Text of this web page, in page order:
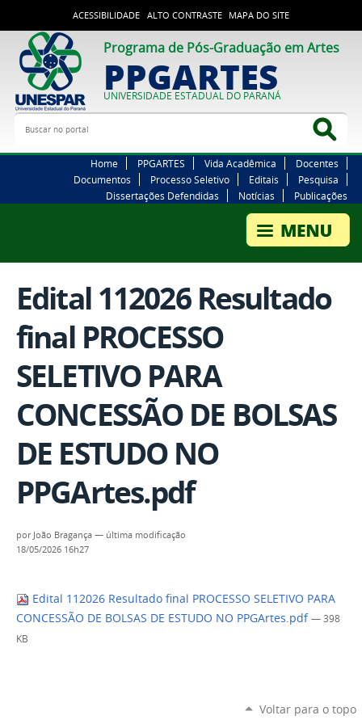
ACESSIBILIDADE ALTO CONTRASTE MAPA DO SITE
Programa de Pós-Graduação em Artes
PPGARTES
UNIVERSIDADE ESTADUAL DO PARANÁ
Buscar no portal
Home PPGARTES Vida Acadêmica
Docentes
Documentos
Processo Seletivo Editais
Pesquisa
Dissertações Defendidas
Notícias Publicações
Edital 112026 Resultado
final PROCESSO
SELETIVO PARA
CONCESSÃO DE BOLSAS
DE ESTUDO NO
PPGArtes.pdf
por João Bragança — última modificação
18/05/2026 16h27
Edital 112026 Resultado final PROCESSO SELETIVO PARA
CONCESSÃO DE BOLSAS DE ESTUDO NO PPGArtes.pdf — 398
KB
Voltar para o topo